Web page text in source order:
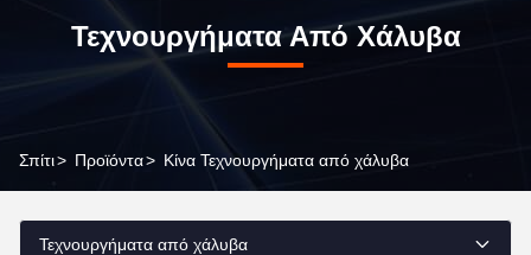
Τεχνουργήματα Από Χάλυβα
Σπίτι> Προϊόντα> Κίνα Τεχνουργήματα από χάλυβα
Τεχνουργήματα από χάλυβα